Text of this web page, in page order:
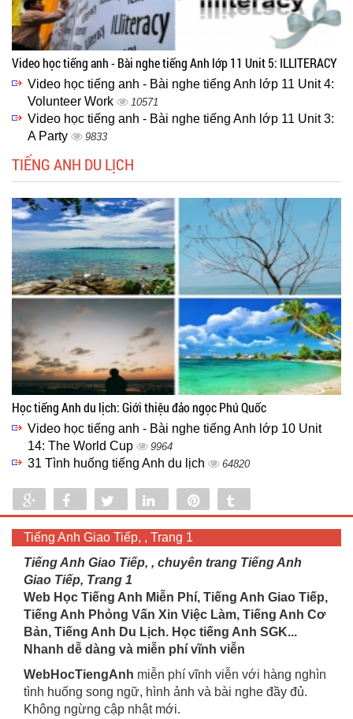
Video học tiếng anh - Bài nghe tiếng Anh lớp 11 Unit 5: ILLITERACY
Video học tiếng anh - Bài nghe tiếng Anh lớp 11 Unit 4:
Volunteer Work
10571
Video học tiếng anh - Bài nghe tiếng Anh lớp 11 Unit 3:
A Party
9833
TIẾNG ANH DU LỊCH
Học tiếng Anh du lịch: Giới thiệu đảo ngọc Phú Quốc
Video học tiếng anh - Bài nghe tiếng Anh lớp 10 Unit
14: The World Cup
9964
31 Tình huống tiếng Anh du lịch 64820
Share Share Tweet Share
Tiếng Anh Giao Tiếp, , Trang 1
Tiếng Anh Giao Tiếp, , chuyên trang Tiếng Anh
Giao Tiếp, Trang 1
Web Học Tiếng Anh Miễn Phí, Tiếng Anh Giao Tiếp,
Tiếng Anh Phỏng Vấn Xin Việc Làm, Tiếng Anh Cơ
Bản, Tiếng Anh Du Lịch. Học tiếng Anh SGK...
Nhanh dễ dàng và miễn phí vĩnh viễn
WebHocTiengAnh miễn phí vĩnh viễn với hàng nghìn
tình huống song ngữ, hình ảnh và bài nghe đầy đủ.
Không ngừng cập nhật mới.